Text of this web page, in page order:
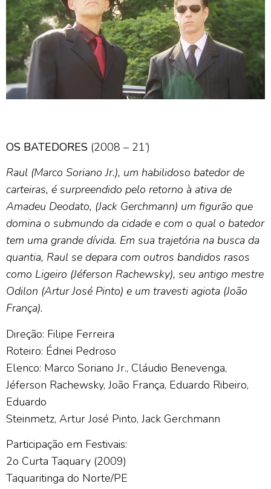
OS BATEDORES (2008 – 21’)
Raul (Marco Soriano Jr.), um habilidoso batedor de
carteiras, é surpreendido pelo retorno à ativa de
Amadeu Deodato, (Jack Gerchmann) um figurão que
domina o submundo da cidade e com o qual o batedor
tem uma grande dívida. Em sua trajetória na busca da
quantia, Raul se depara com outros bandidos rasos
como Ligeiro (Jéferson Rachewsky), seu antigo mestre
Odilon (Artur José Pinto) e um travesti agiota (João
França).
Direção: Filipe Ferreira
Roteiro: Édnei Pedroso
Elenco: Marco Soriano Jr., Cláudio Benevenga,
Jéferson Rachewsky, João França, Eduardo Ribeiro,
Eduardo
Steinmetz, Artur José Pinto, Jack Gerchmann
Participação em Festivais:
2o Curta Taquary (2009)
Taquaritinga do Norte/PE